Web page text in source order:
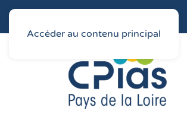
Accéder au contenu principal